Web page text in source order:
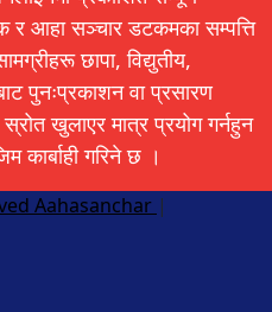
र आहा सञ्चार डटकमका सम्पत्ति
छापा, विद्युतीय,
पुनःप्रकाशन वा प्रसारण
खुलाएर मात्र प्रयोग गर्नहुन
कार्बाही गरिने छ ।
Aahasanchar |